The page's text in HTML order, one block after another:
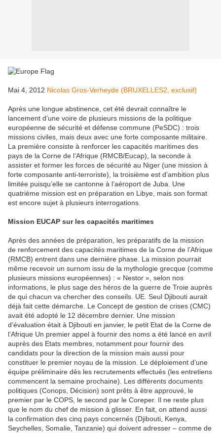
Mai 4, 2012 Nicolas Gros-Verheyde (BRUXELLES2, exclusif)
Après une longue abstinence, cet été devrait connaître le
lancement d’une voire de plusieurs missions de la politique
européenne de sécurité et défense commune (PeSDC) : trois
missions civiles, mais deux avec une forte composante militaire.
La première consiste à renforcer les capacités maritimes des
pays de la Corne de l’Afrique (RMCB/Eucap), la seconde à
assister et former les forces de sécurité au Niger (une mission à
forte composante anti-terroriste), la troisième est d’ambition plus
limitée puisqu’elle se cantonne à l’aéroport de Juba. Une
quatrième mission est en préparation en Libye, mais son format
est encore sujet à plusieurs interrogations.
Mission EUCAP sur les capacités maritimes
Après des années de préparation, les préparatifs de la mission
de renforcement des capacités maritimes de la Corne de l’Afrique
(RMCB) entrent dans une dernière phase. La mission pourrait
même recevoir un surnom issu de la mythologie grecque (comme
plusieurs missions européennes) : « Nestor », selon nos
informations, le plus sage des héros de la guerre de Troie auprès
de qui chacun va chercher des conseils. UE. Seul Djibouti aurait
déjà fait cette démarche. Le Concept de gestion de crises (CMC)
avait été adopté le 12 décembre dernier. Une mission
d’évaluation était à Djibouti en janvier, le petit Etat de la Corne de
l’Afrique Un premier appel à fournir des noms a été lancé en avril
auprès des Etats membres, notamment pour fournir des
candidats pour la direction de la mission mais aussi pour
constituer le premier noyau de la mission. Le déploiement d’une
équipe préliminaire dès les recrutements effectués (les entretiens
commencent la semaine prochaine). Les différents documents
politiques (Conops, Décision) sont prêts à être approuvé, le
premier par le COPS, le second par le Coreper. Il ne reste plus
que le nom du chef de mission à glisser. En fait, on attend aussi
la confirmation des cinq pays concernés (Djibouti, Kenya,
Seychelles, Somalie, Tanzanie) qui doivent adresser – comme de